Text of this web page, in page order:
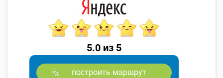
5.0 из 5
построить маршрут